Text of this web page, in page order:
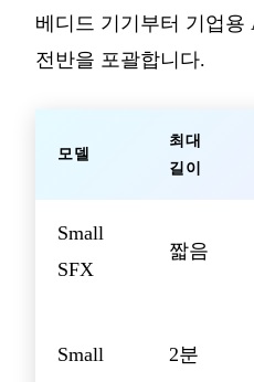
베디드 기기부터 기업용
전반을 포괄합니다.
모델
최대
길이
Small
SFX
짧음
Small 2분